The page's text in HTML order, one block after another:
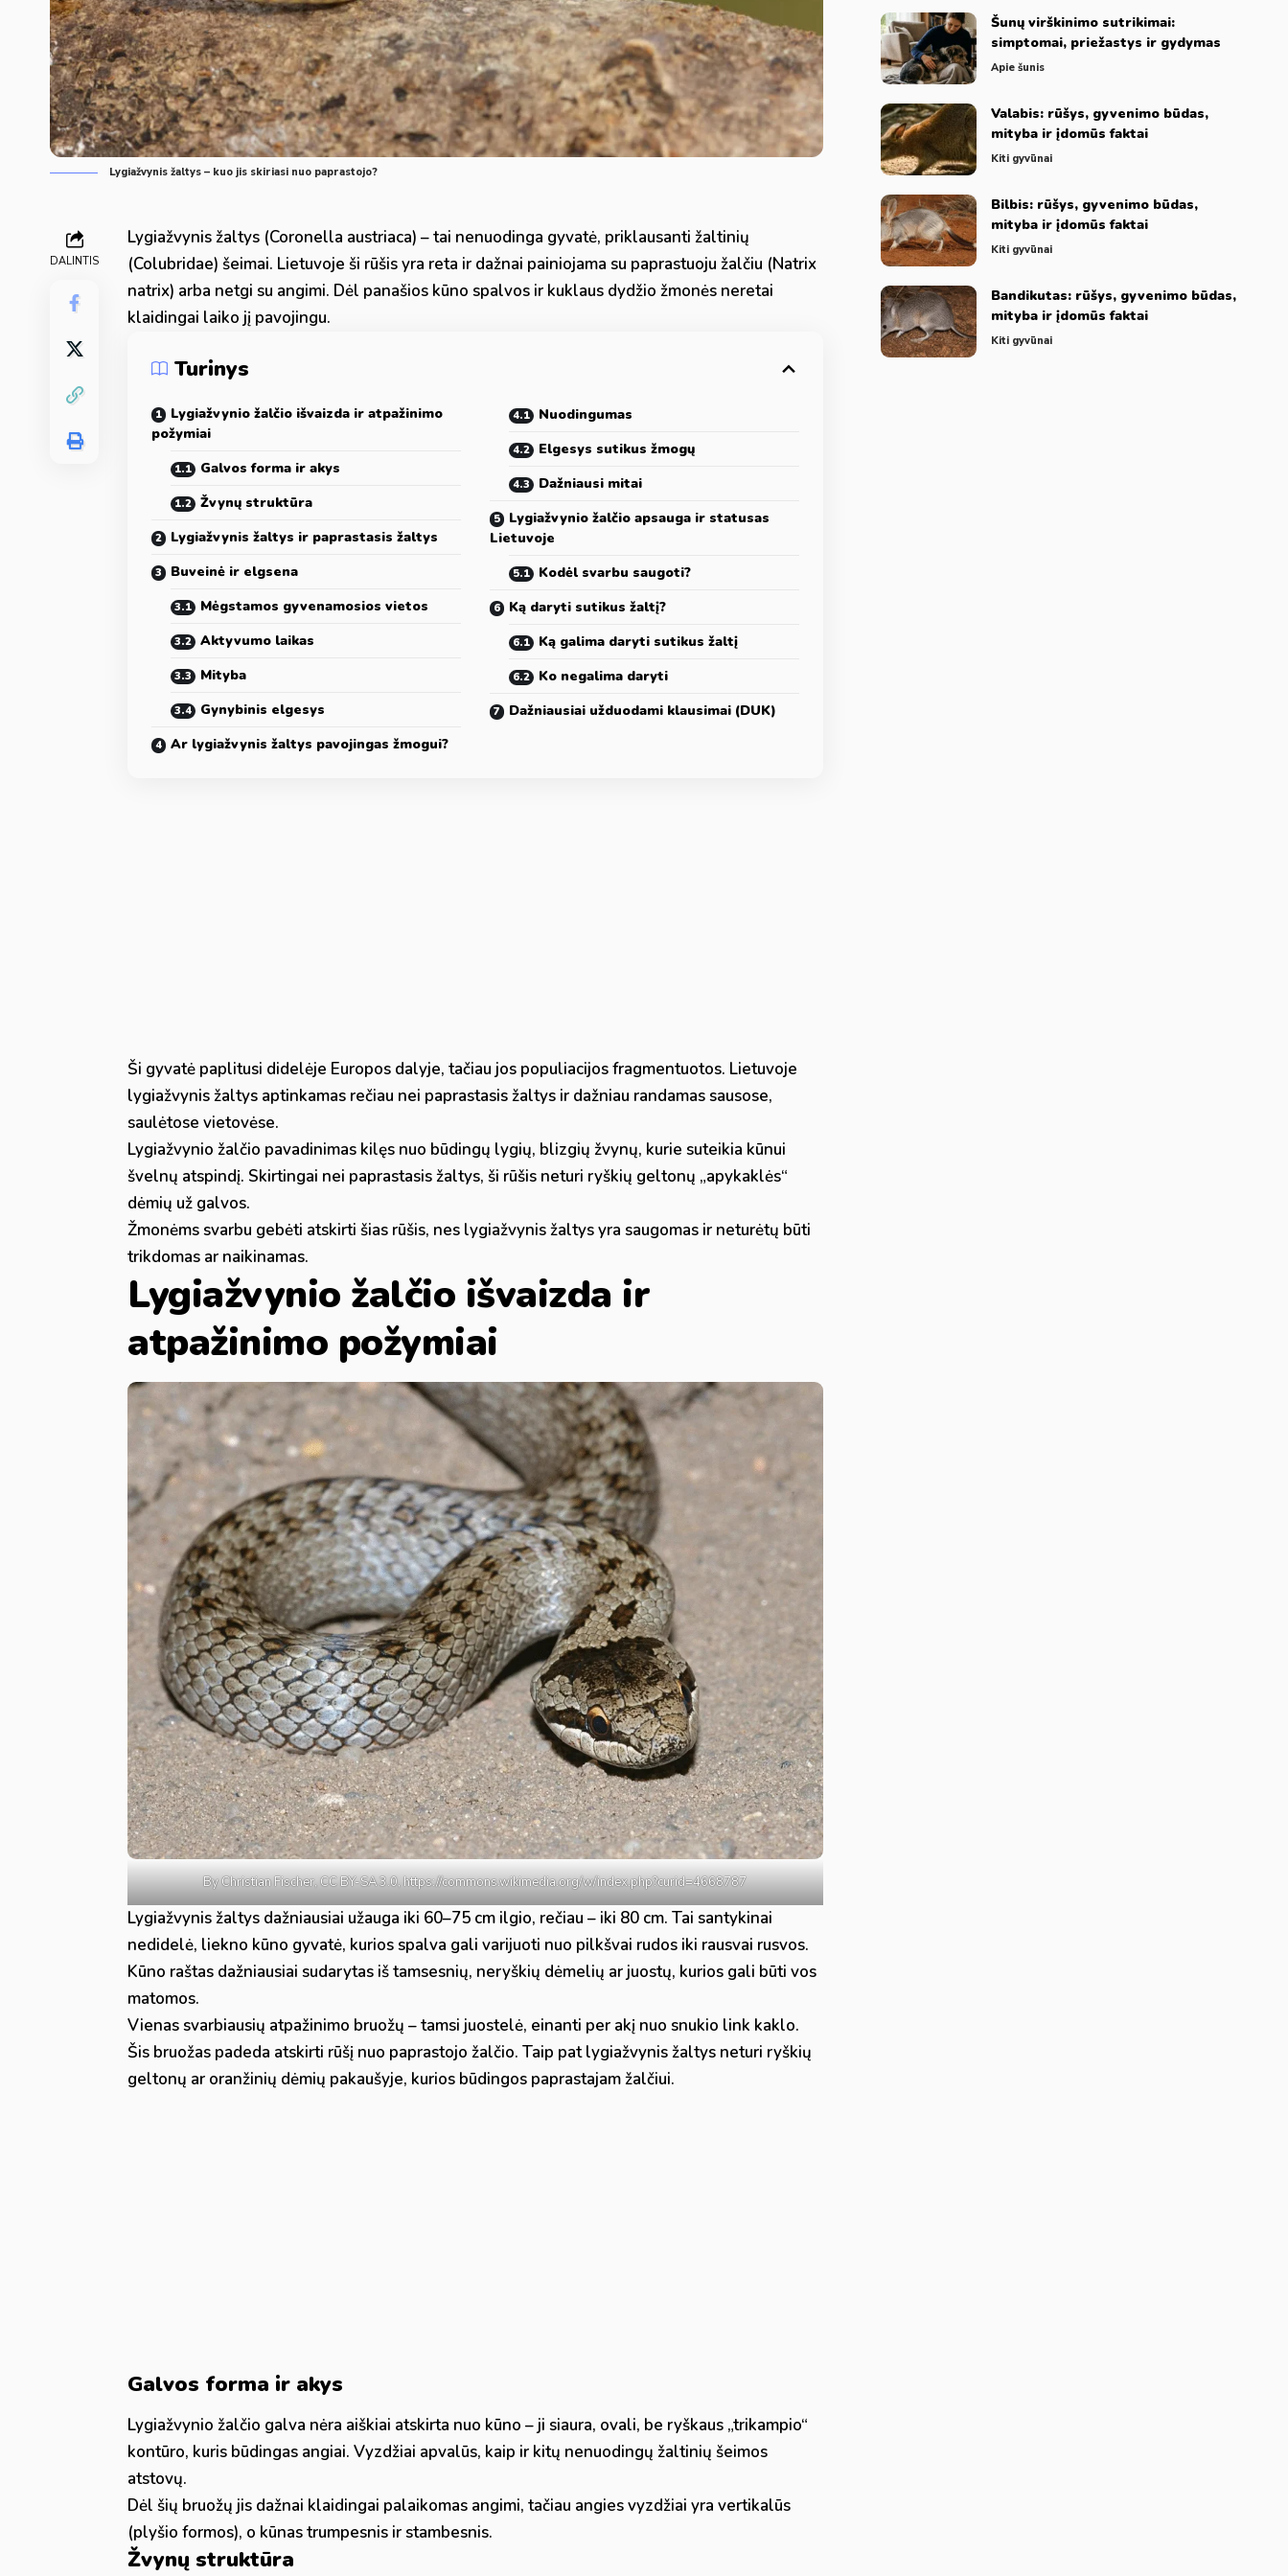
Lygiažvynis žaltys – kuo jis skiriasi nuo paprastojo?
DALINTIS
Lygiažvynis žaltys (Coronella austriaca) – tai nenuodinga gyvatė, priklausanti žaltinių
(Colubridae) šeimai. Lietuvoje ši rūšis yra reta ir dažnai painiojama su paprastuoju žalčiu (Natrix
natrix) arba netgi su angimi. Dėl panašios kūno spalvos ir kuklaus dydžio žmonės neretai
klaidingai laiko jį pavojingu.
Turinys
Lygiažvynio žalčio išvaizda ir atpažinimo
požymiai
Galvos forma ir akys
Žvynų struktūra
Lygiažvynis žaltys ir paprastasis žaltys
Buveinė ir elgsena
Mėgstamos gyvenamosios vietos
Aktyvumo laikas
Mityba
Gynybinis elgesys
Ar lygiažvynis žaltys pavojingas žmogui?
Nuodingumas
Elgesys sutikus žmogų
Dažniausi mitai
Lygiažvynio žalčio apsauga ir statusas
Lietuvoje
Kodėl svarbu saugoti?
Ką daryti sutikus žaltį?
Ką galima daryti sutikus žaltį
Ko negalima daryti
Dažniausiai užduodami klausimai (DUK)
Ši gyvatė paplitusi didelėje Europos dalyje, tačiau jos populiacijos fragmentuotos. Lietuvoje
lygiažvynis žaltys aptinkamas rečiau nei paprastasis žaltys ir dažniau randamas sausose,
saulėtose vietovėse.
Lygiažvynio žalčio pavadinimas kilęs nuo būdingų lygių, blizgių žvynų, kurie suteikia kūnui
švelnų atspindį. Skirtingai nei paprastasis žaltys, ši rūšis neturi ryškių geltonų „apykaklės“
dėmių už galvos.
Žmonėms svarbu gebėti atskirti šias rūšis, nes lygiažvynis žaltys yra saugomas ir neturėtų būti
trikdomas ar naikinamas.
Lygiažvynio žalčio išvaizda ir
atpažinimo požymiai
By Christian Fischer, CC BY-SA 3.0, https://commons.wikimedia.org/w/index.php?curid=4668787
Lygiažvynis žaltys dažniausiai užauga iki 60–75 cm ilgio, rečiau – iki 80 cm. Tai santykinai
nedidelė, liekno kūno gyvatė, kurios spalva gali varijuoti nuo pilkšvai rudos iki rausvai rusvos.
Kūno raštas dažniausiai sudarytas iš tamsesnių, neryškių dėmelių ar juostų, kurios gali būti vos
matomos.
Vienas svarbiausių atpažinimo bruožų – tamsi juostelė, einanti per akį nuo snukio link kaklo.
Šis bruožas padeda atskirti rūšį nuo paprastojo žalčio. Taip pat lygiažvynis žaltys neturi ryškių
geltonų ar oranžinių dėmių pakaušyje, kurios būdingos paprastajam žalčiui.
Galvos forma ir akys
Lygiažvynio žalčio galva nėra aiškiai atskirta nuo kūno – ji siaura, ovali, be ryškaus „trikampio“
kontūro, kuris būdingas angiai. Vyzdžiai apvalūs, kaip ir kitų nenuodingų žaltinių šeimos
atstovų.
Dėl šių bruožų jis dažnai klaidingai palaikomas angimi, tačiau angies vyzdžiai yra vertikalūs
(plyšio formos), o kūnas trumpesnis ir stambesnis.
Žvynų struktūra
Šunų virškinimo sutrikimai:
simptomai, priežastys ir gydymas
Apie šunis
Valabis: rūšys, gyvenimo būdas,
mityba ir įdomūs faktai
Kiti gyvūnai
Bilbis: rūšys, gyvenimo būdas,
mityba ir įdomūs faktai
Kiti gyvūnai
Bandikutas: rūšys, gyvenimo būdas,
mityba ir įdomūs faktai
Kiti gyvūnai